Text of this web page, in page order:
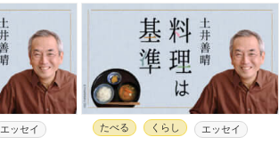
エッセイ たべる くらし エッセイ